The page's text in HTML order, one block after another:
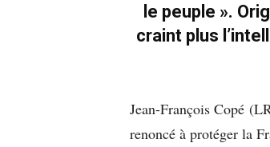
le peuple ».
craint plus
Jean-François Copé
renoncé à protéger la